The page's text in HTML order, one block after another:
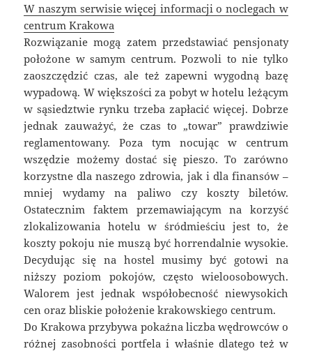
W naszym serwisie więcej informacji o noclegach w
centrum Krakowa
Rozwiązanie mogą zatem przedstawiać pensjonaty
położone w samym centrum. Pozwoli to nie tylko
zaoszczędzić czas, ale też zapewni wygodną bazę
wypadową. W większości za pobyt w hotelu leżącym
w sąsiedztwie rynku trzeba zapłacić więcej. Dobrze
jednak zauważyć, że czas to „towar” prawdziwie
reglamentowany. Poza tym nocując w centrum
wszędzie możemy dostać się pieszo. To zarówno
korzystne dla naszego zdrowia, jak i dla finansów –
mniej wydamy na paliwo czy koszty biletów.
Ostatecznim faktem przemawiającym na korzyść
zlokalizowania hotelu w śródmieściu jest to, że
koszty pokoju nie muszą być horrendalnie wysokie.
Decydując się na hostel musimy być gotowi na
niższy poziom pokojów, często wieloosobowych.
Walorem jest jednak współobecność niewysokich
cen oraz bliskie położenie krakowskiego centrum.
Do Krakowa przybywa pokaźna liczba wędrowców o
różnej zasobności portfela i właśnie dlatego też w